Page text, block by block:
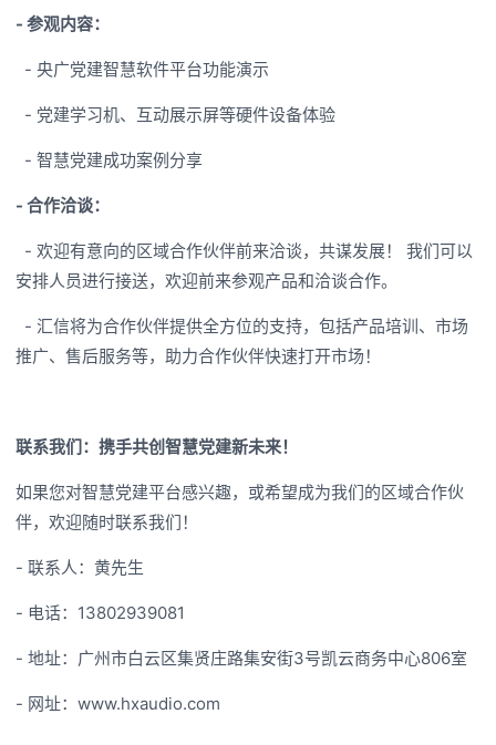
- 参观内容：
- 央广党建智慧软件平台功能演示
- 党建学习机、互动展示屏等硬件设备体验
- 智慧党建成功案例分享
- 合作洽谈：
- 欢迎有意向的区域合作伙伴前来洽谈，共谋发展！ 我们可以
安排人员进行接送，欢迎前来参观产品和洽谈合作。
- 汇信将为合作伙伴提供全方位的支持，包括产品培训、市场
推广、售后服务等，助力合作伙伴快速打开市场！
联系我们：携手共创智慧党建新未来！
如果您对智慧党建平台感兴趣，或希望成为我们的区域合作伙
伴，欢迎随时联系我们！
- 联系人：黄先生
- 电话：13802939081
- 地址：广州市白云区集贤庄路集安街3号凯云商务中心806室
- 网址：www.hxaudio.com